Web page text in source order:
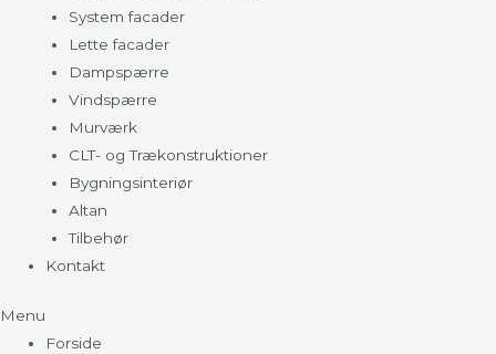
System facader
Lette facader
Dampspærre
Vindspærre
Murværk
CLT- og Trækonstruktioner
Bygningsinteriør
Altan
Tilbehør
Kontakt
Menu
Forside